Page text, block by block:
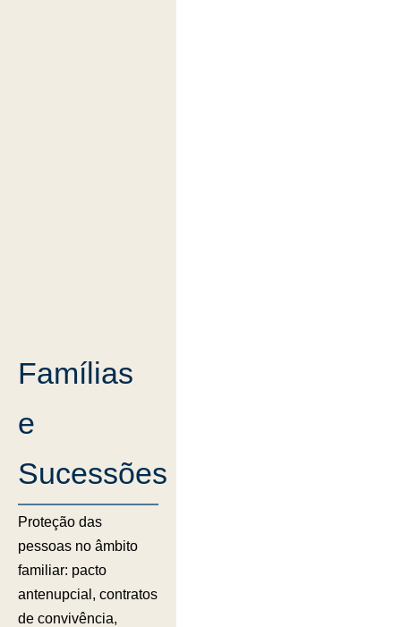
Famílias
e
Sucessões
Proteção das
pessoas no âmbito
familiar: pacto
antenupcial, contratos
de convivência,